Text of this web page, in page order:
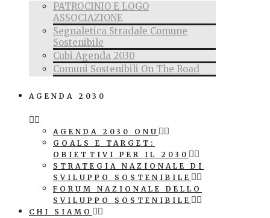
PATROCINIO E LOGO
ASSOCIAZIONE
Segnaletica Stradale Comune
Sostenibile
Cubi Agenda 2030
Comuni Sostenibili On The Road
AGENDA 2030
AGENDA 2030 ONU
GOALS E TARGET:
OBIETTIVI PER IL 2030
STRATEGIA NAZIONALE DI
SVILUPPO SOSTENIBILE
FORUM NAZIONALE DELLO
SVILUPPO SOSTENIBILE
CHI SIAMO